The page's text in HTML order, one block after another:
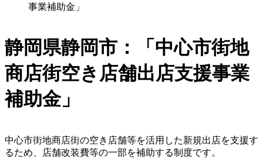
事業補助金」
静岡県静岡市：「​中心市街地
商店街空き店舗出店支援事業
補助金」
中心市街地商店街の空き店舗等を活用した新規出店を支援す
るため、店舗改装費等の一部を補助する制度です。